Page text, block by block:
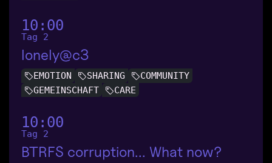
10:00
Tag 2
lonely@c3
EMOTION SHARING
COMMUNITY
GEMEINSCHAFT
CARE
10:00
Tag 2
BTRFS corruption... What now?